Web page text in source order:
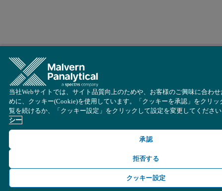
当社Webサイトでは、サイト品質向上のためや、お客様のご興味に合わ
めに、クッキー(Cookie)を使用しています。「クッキーを承認」をクリッ
覧を続けるか、「クッキー設定」をクリックして設定を変更してくださ
シー
承認
拒否する
クッキー設定